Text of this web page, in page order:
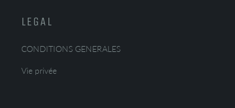
LEGAL
CONDITIONS GENERALES
Vie privée